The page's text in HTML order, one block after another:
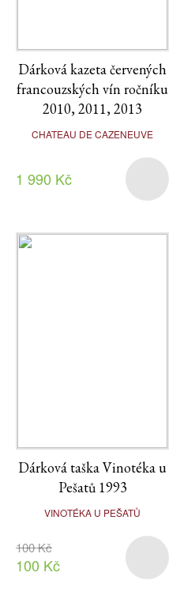
Dárková kazeta červených
francouzských vín ročníku
2010, 2011, 2013
CHATEAU DE CAZENEUVE
1 990 Kč
Dárková taška Vinotéka u
Pešatů 1993
VINOTÉKA U PEŠATŮ
100 Kč
100 Kč